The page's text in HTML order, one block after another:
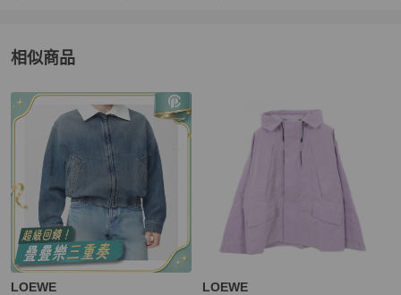
相似商品
更多相似LOEWE男裝推薦精品
LOEWE LOEWE